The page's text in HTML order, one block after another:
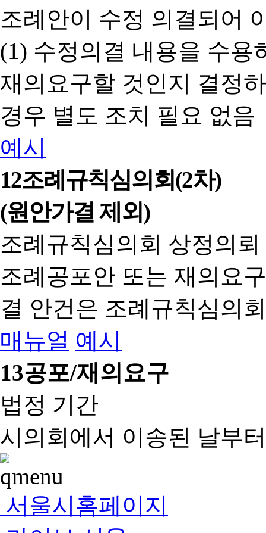
조례안이 수정 의결되어
(1) 수정의결 내용을 수용
재의요구할 것인지 결정
경우 별도 조치 필요 없음
예시
12조례규칙심의회(2차)
(원안가결 제외)
조례규칙심의회 상정의
조례공포안 또는 재의요
결 안건은 조례규칙심의
매뉴얼 예시
13공포/재의요구
법정 기간
시의회에서 이송된 날부
서울시홈페이지